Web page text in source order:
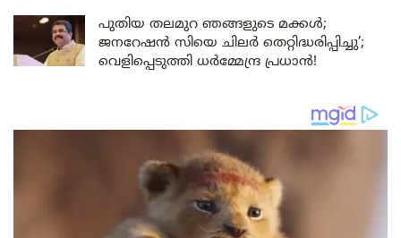
പുതിയ തലമുറ ഞങ്ങളുടെ മക്കൾ;
ജനറേഷൻ സിയെ ചിലർ തെറ്റിദ്ധരിപ്പിച്ചു’;
വെളിപ്പെടുത്തി ധർമ്മേന്ദ്ര പ്രധാൻ!